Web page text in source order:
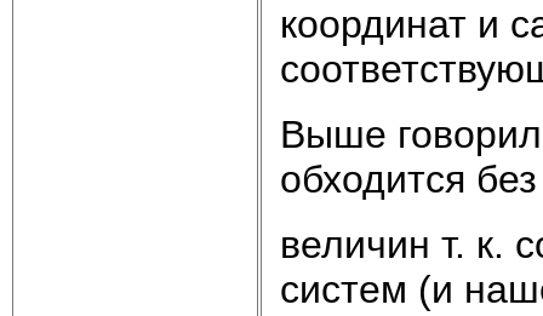
координат и
Выше
обходится
величин т. к.
систем (и